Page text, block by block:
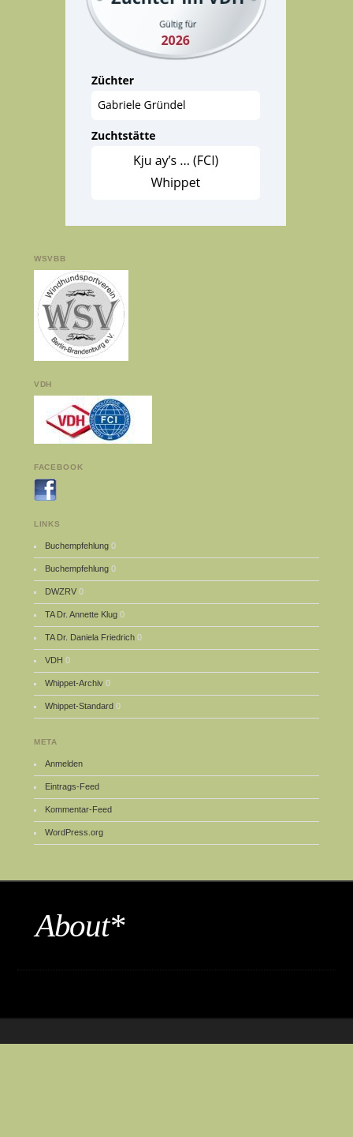
WSVBB
VDH
FACEBOOK
LINKS
Buchempfehlung 0
Buchempfehlung 0
DWZRV 0
TA Dr. Annette Klug 0
TA Dr. Daniela Friedrich 0
VDH 0
Whippet-Archiv 0
Whippet-Standard 0
META
Anmelden
Eintrags-Feed
Kommentar-Feed
WordPress.org
About*